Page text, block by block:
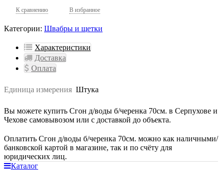
К сравнению В избранное
Категории: Швабры и щетки
Характеристики
Доставка
Оплата
Единица измерения Штука
Вы можете купить Сгон д/воды б/черенка 70см. в Серпухове и
Чехове самовывозом или с доставкой до объекта.
Оплатить Сгон д/воды б/черенка 70см. можно как наличными/
банковской картой в магазине, так и по счёту для
юридических лиц.
Каталог